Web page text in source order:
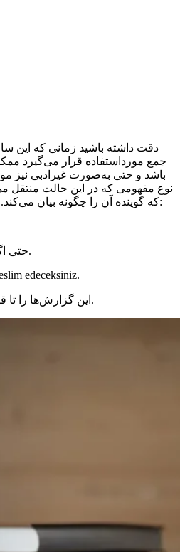
دقت داشته باشید زمانی که این
جمع مورداستفاده قرار می‌گیرد
باشد و حتی به‌صورت غیرادبی نیز
نوع مفهومی که در این حالت منتقل
که گوینده آن را چگونه بیان می‌کند. مثال‌های زیر را مشاهده کنید:
حتی اگر نخواهید به مرسین می‌روید.
edeceksiniz.
این گزارش‌ها را تا قبل از غروب تحویل خواهید داد.